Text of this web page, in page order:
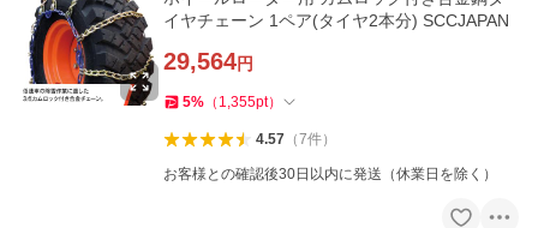
イヤチェーン 1ペア(タイヤ2本分) SCCJAPAN
29,564円
5% （ 1,355pt）
4.57（7件）
お客様との確認後30日以内に発送（休業日を除く）